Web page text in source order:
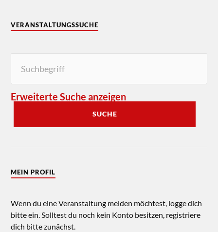
VERANSTALTUNGSSUCHE
Erweiterte Suche anzeigen
SUCHE
MEIN PROFIL
Wenn du eine Veranstaltung melden möchtest, logge dich
bitte ein. Solltest du noch kein Konto besitzen, registriere
dich bitte zunächst.